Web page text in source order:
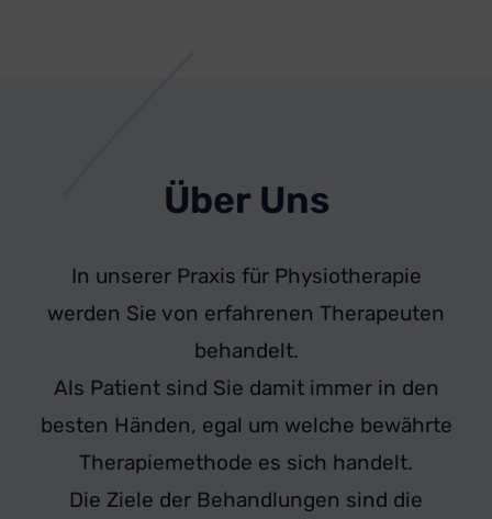
Über Uns
In unserer Praxis für Physiotherapie
werden Sie von erfahrenen Therapeuten
behandelt.
Als Patient sind Sie damit immer in den
besten Händen, egal um welche bewährte
Therapiemethode es sich handelt.
Die Ziele der Behandlungen sind die